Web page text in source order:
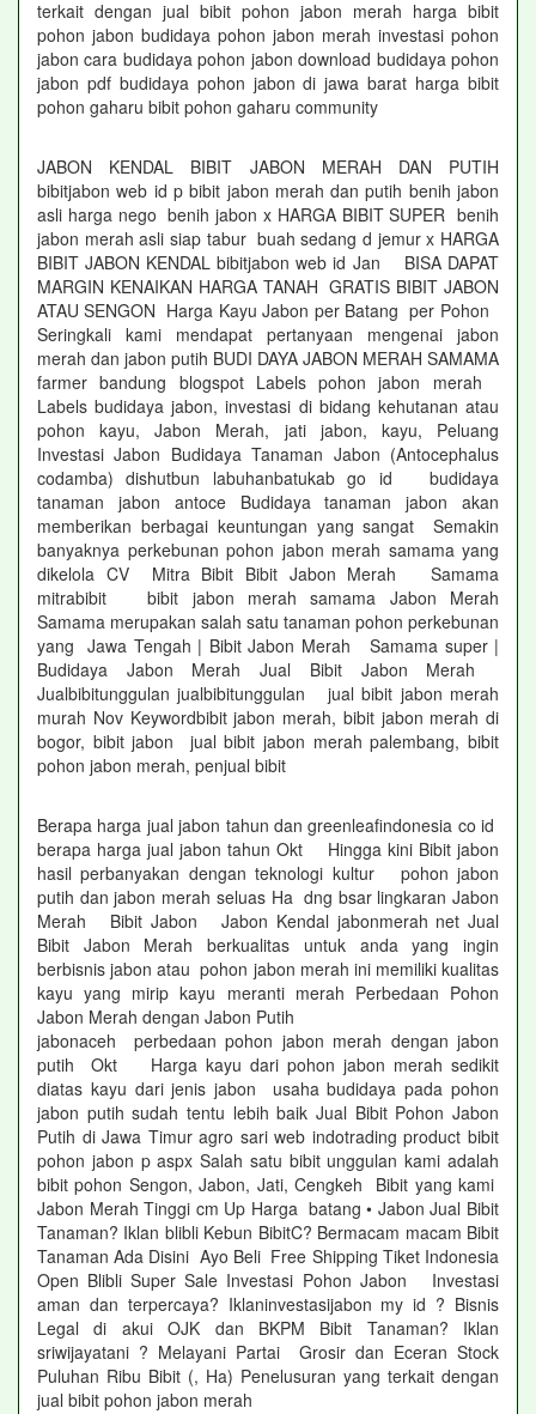
terkait dengan jual bibit pohon jabon merah harga bibit
pohon jabon budidaya pohon jabon merah investasi pohon
jabon cara budidaya pohon jabon download budidaya pohon
jabon pdf budidaya pohon jabon di jawa barat harga bibit
pohon gaharu bibit pohon gaharu community
JABON KENDAL BIBIT JABON MERAH DAN PUTIH
bibitjabon web id p bibit jabon merah dan putih benih jabon
asli harga nego benih jabon x HARGA BIBIT SUPER benih
jabon merah asli siap tabur buah sedang d jemur x HARGA
BIBIT JABON KENDAL bibitjabon web id Jan BISA DAPAT
MARGIN KENAIKAN HARGA TANAH GRATIS BIBIT JABON
ATAU SENGON Harga Kayu Jabon per Batang per Pohon
Seringkali kami mendapat pertanyaan mengenai jabon
merah dan jabon putih BUDI DAYA JABON MERAH SAMAMA
farmer bandung blogspot Labels pohon jabon merah
Labels budidaya jabon, investasi di bidang kehutanan atau
pohon kayu, Jabon Merah, jati jabon, kayu, Peluang
Investasi Jabon Budidaya Tanaman Jabon (Antocephalus
codamba) dishutbun labuhanbatukab go id budidaya
tanaman jabon antoce Budidaya tanaman jabon akan
memberikan berbagai keuntungan yang sangat Semakin
banyaknya perkebunan pohon jabon merah samama yang
dikelola CV Mitra Bibit Bibit Jabon Merah Samama
mitrabibit bibit jabon merah samama Jabon Merah
Samama merupakan salah satu tanaman pohon perkebunan
yang Jawa Tengah | Bibit Jabon Merah Samama super |
Budidaya Jabon Merah Jual Bibit Jabon Merah
Jualbibitunggulan jualbibitunggulan jual bibit jabon merah
murah Nov Keywordbibit jabon merah, bibit jabon merah di
bogor, bibit jabon jual bibit jabon merah palembang, bibit
pohon jabon merah, penjual bibit
Berapa harga jual jabon tahun dan greenleafindonesia co id
berapa harga jual jabon tahun Okt Hingga kini Bibit jabon
hasil perbanyakan dengan teknologi kultur pohon jabon
putih dan jabon merah seluas Ha dng bsar lingkaran Jabon
Merah Bibit Jabon Jabon Kendal jabonmerah net Jual
Bibit Jabon Merah berkualitas untuk anda yang ingin
berbisnis jabon atau pohon jabon merah ini memiliki kualitas
kayu yang mirip kayu meranti merah Perbedaan Pohon
Jabon Merah dengan Jabon Putih
jabonaceh perbedaan pohon jabon merah dengan jabon
putih Okt Harga kayu dari pohon jabon merah sedikit
diatas kayu dari jenis jabon usaha budidaya pada pohon
jabon putih sudah tentu lebih baik Jual Bibit Pohon Jabon
Putih di Jawa Timur agro sari web indotrading product bibit
pohon jabon p aspx Salah satu bibit unggulan kami adalah
bibit pohon Sengon, Jabon, Jati, Cengkeh Bibit yang kami
Jabon Merah Tinggi cm Up Harga batang • Jabon Jual Bibit
Tanaman? Iklan blibli Kebun BibitC? Bermacam macam Bibit
Tanaman Ada Disini Ayo Beli Free Shipping Tiket Indonesia
Open Blibli Super Sale Investasi Pohon Jabon Investasi
aman dan terpercaya? Iklaninvestasijabon my id ? Bisnis
Legal di akui OJK dan BKPM Bibit Tanaman? Iklan
sriwijayatani ? Melayani Partai Grosir dan Eceran Stock
Puluhan Ribu Bibit (, Ha) Penelusuran yang terkait dengan
jual bibit pohon jabon merah